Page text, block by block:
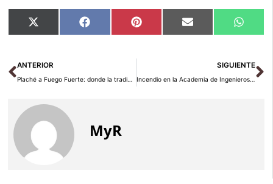
Compartir
en
X
(Twitter)
Compartir
en
Facebook Compartir
en
Pinterest Compartir
en
Email
en
Ant
ANTERIOR
Plaché a Fuego Fuerte: donde la tradición y la innovación se fusionan en cada bocado
SIGUIENTE
Incendio en la Academia de Ingenieros Militares de Guadalajara: Un trágico suceso durante la Semana Cultural de Cogolludo
MyR